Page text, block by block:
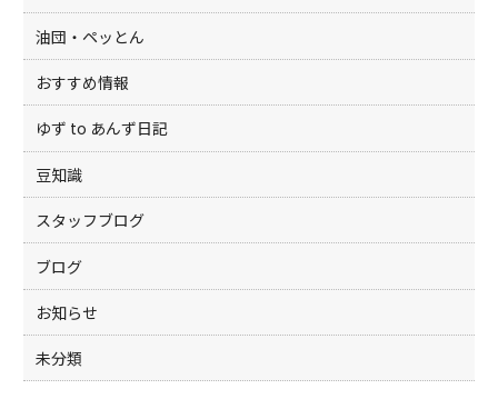
油団・ペッとん
おすすめ情報
ゆず to あんず日記
豆知識
スタッフブログ
ブログ
お知らせ
未分類